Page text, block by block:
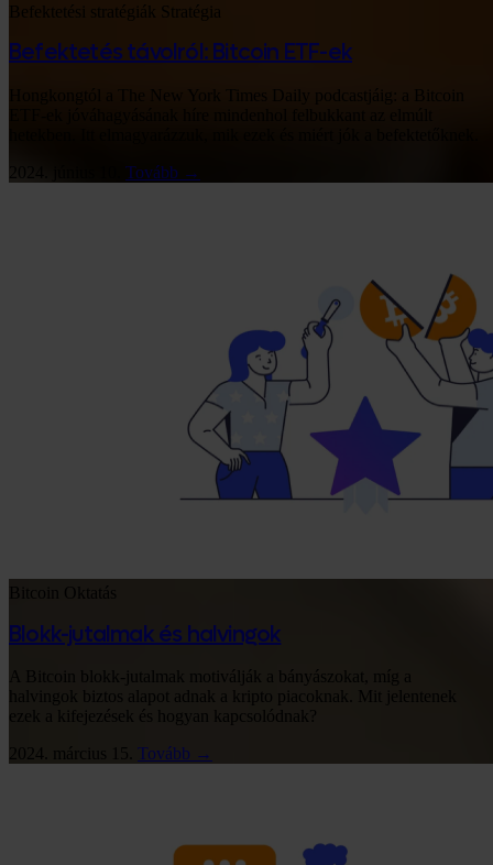
Befektetési stratégiák Stratégia
Befektetés távolról: Bitcoin ETF-ek
Hongkongtól a The New York Times Daily podcastjáig: a Bitcoin
Tovább →
Oktatás
Blokk-jutalmak és halvingok
A Bitcoin blokk-jutalmak motiválják a bányászokat, míg a
halvingok biztos alapot adnak a kripto piacoknak. Mit jelentenek
ezek a kifejezések és hogyan kapcsolódnak?
2024. március 15. Tovább →